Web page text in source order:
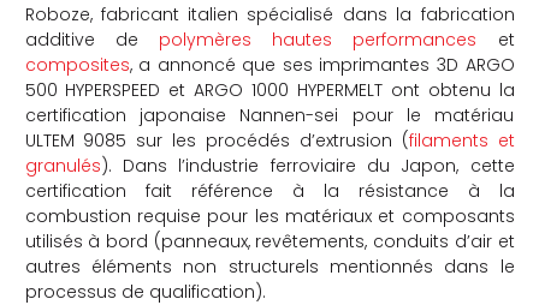
Roboze, fabricant italien spécialisé dans la fabrication
additive de polymères hautes performances et
composites, a annoncé que ses imprimantes 3D ARGO
500 HYPERSPEED et ARGO 1000 HYPERMELT ont obtenu la
certification japonaise Nannen-sei pour le matériau
ULTEM 9085 sur les procédés d’extrusion (filaments et
granulés). Dans l’industrie ferroviaire du Japon, cette
certification fait référence à la résistance à la
combustion requise pour les matériaux et composants
utilisés à bord (panneaux, revêtements, conduits d’air et
autres éléments non structurels mentionnés dans le
processus de qualification).